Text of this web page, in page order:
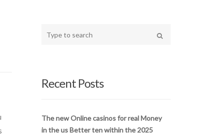
your
Recent Posts
The new Online casinos for real Money
in the us Better ten within the 2025